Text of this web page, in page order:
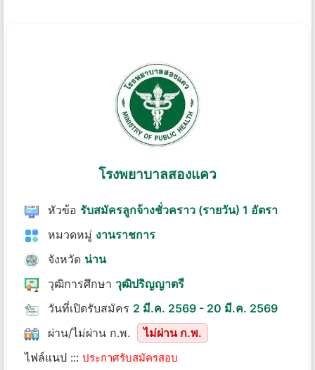
โรงพยาบาลสองแคว
หัวข้อ รับสมัครลูกจ้างชั่วคราว (รายวัน) 1 อัตรา
หมวดหมู่ งานราชการ
จังหวัด น่าน
วุฒิการศึกษา วุฒิปริญญาตรี
วันที่เปิดรับสมัคร 2 มี.ค. 2569 - 20 มี.ค. 2569
ผ่าน/ไม่ผ่าน ก.พ.
ไม่ผ่าน ก.พ.
ไฟล์แนป ::: ประกาศรับสมัครสอบ